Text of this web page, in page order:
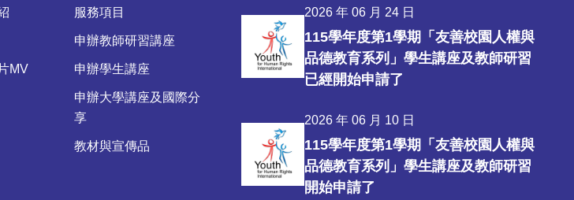
MV
服務項目
申辦教師研習講座
申辦學生講座
申辦大學講座及國際分
享
教材與宣傳品
2026 年 06 月 24 日
115學年度第1學期「友善校園人權與
品德教育系列」學生講座及教師研習
已經開始申請了
2026 年 06 月 10 日
115學年度第1學期「友善校園人權與
品德教育系列」學生講座及教師研習
開始申請了